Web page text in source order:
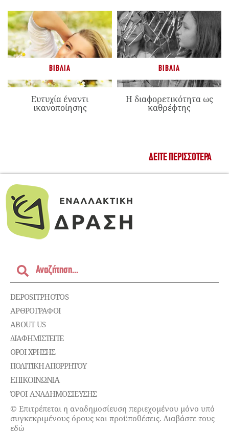
ΒΙΒΛΊΑ
Ευτυχία έναντι
ικανοποίησης
ΒΙΒΛΊΑ
Η διαφορετικότητα ως
καθρέφτης
ΔΕΊΤΕ ΠΕΡΙΣΣΌΤΕΡΑ
DEPOSITPHOTOS
ΑΡΘΡΟΓΡΑΦΟΙ
ABOUT US
ΔΙΑΦΗΜΙΣΤΕΊΤΕ
ΌΡΟΙ ΧΡΉΣΗΣ
ΠΟΛΙΤΙΚΉ ΑΠΟΡΡΉΤΟΥ
ΕΠΙΚΟΙΝΩΝΊΑ
ΌΡΟΙ ΑΝΑΔΗΜΟΣΙΕΥΣΗΣ
© Επιτρέπεται η αναδημοσίευση περιεχομένου μόνο υπό
συγκεκριμένους όρους και προϋποθέσεις. Διαβάστε τους
εδώ